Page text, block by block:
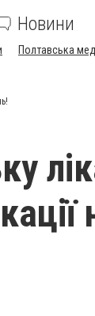
Новини
Полтавська